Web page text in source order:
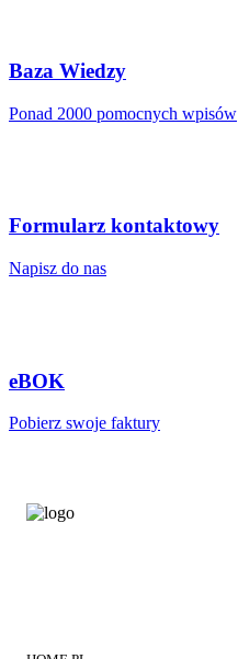
Baza Wiedzy
Ponad 2000 pomocnych wpisów
Formularz kontaktowy
Napisz do nas
eBOK
Pobierz swoje faktury